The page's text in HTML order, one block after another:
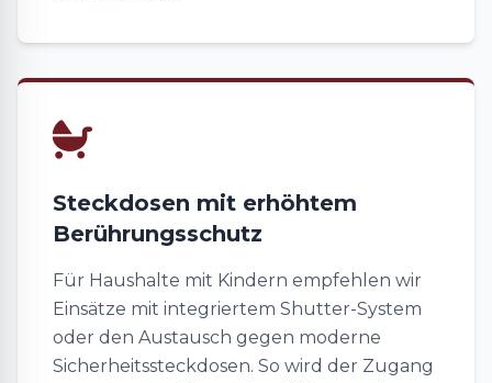
Steckdosen mit erhöhtem
Berührungsschutz
Für Haushalte mit Kindern empfehlen wir
Einsätze mit integriertem Shutter-System
oder den Austausch gegen moderne
Sicherheitssteckdosen. So wird der Zugang